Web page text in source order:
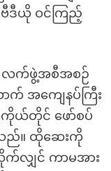
ဗီဒီယို ဝင်ကြည့်
လက်ဖွဲ့အစီအစဉ်
က် အကျေနပ်ကြီး
ကိုယ်တိုင် ဖော်စပ်
သည်။ ထိုဆေးကို
လိုက်လျှင် ကာမအား